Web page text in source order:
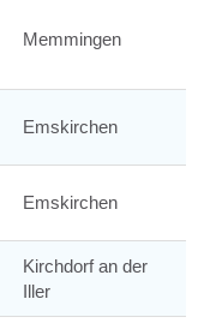
Memmingen
Emskirchen
Emskirchen
Kirchdorf an der
Iller